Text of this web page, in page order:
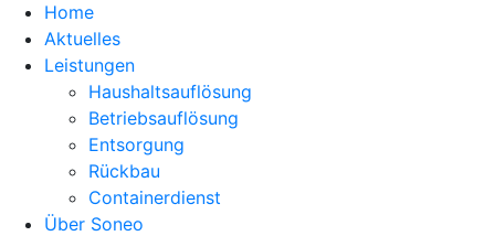
Home
Aktuelles
Leistungen
Haushaltsauflösung
Betriebsauflösung
Entsorgung
Rückbau
Containerdienst
Über Soneo